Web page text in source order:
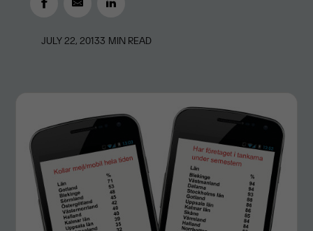
JULY 22, 20133 MIN READ